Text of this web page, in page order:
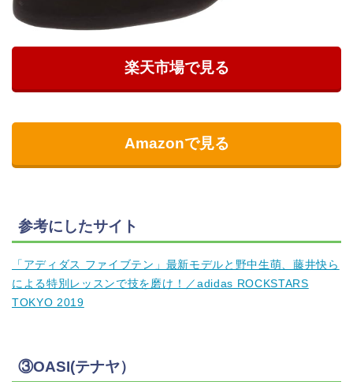
楽天市場で見る
Amazonで見る
参考にしたサイト
「アディダス ファイブテン」最新モデルと野中生萌、藤井快ら
による特別レッスンで技を磨け！／adidas ROCKSTARS
TOKYO 2019
③OASI(テナヤ）